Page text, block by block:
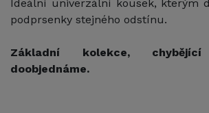
Ideální univerzální kousek, kterým
podprsenky stejného odstínu.
Základní kolekce,
doobjednáme.